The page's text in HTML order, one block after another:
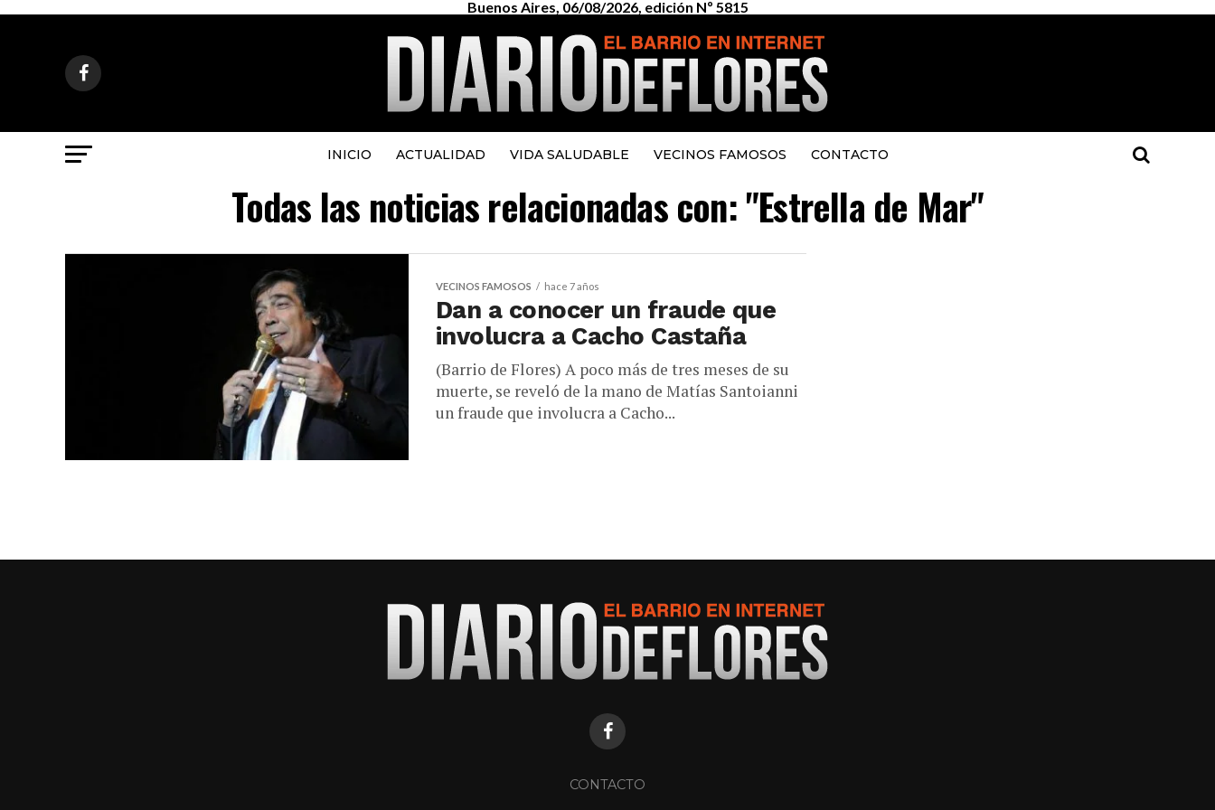
Buenos Aires, 06/08/2026, edición Nº 5815
INICIO ACTUALIDAD VIDA SALUDABLE VECINOS FAMOSOS CONTACTO
Todas las noticias relacionadas con: "Estrella de Mar"
VECINOS FAMOSOS hace 7 años
Dan a conocer un fraude que
involucra a Cacho Castaña
(Barrio de Flores) A poco más de tres meses de su
muerte, se reveló de la mano de Matías Santoianni
un fraude que involucra a Cacho...
CONTACTO